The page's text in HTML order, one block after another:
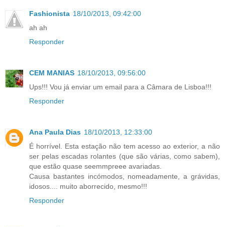
Fashionista 18/10/2013, 09:42:00
ah ah
Responder
CEM MANIAS 18/10/2013, 09:56:00
Ups!!! Vou já enviar um email para a Câmara de Lisboa!!!
Responder
Ana Paula Dias 18/10/2013, 12:33:00
É horrível. Esta estação não tem acesso ao exterior, a não
ser pelas escadas rolantes (que são várias, como sabem),
que estão quase seemmpreee avariadas.
Causa bastantes incómodos, nomeadamente, a grávidas,
idosos.... muito aborrecido, mesmo!!!
Responder